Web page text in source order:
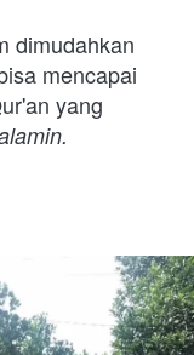
dimudahkan
mencapai
yang